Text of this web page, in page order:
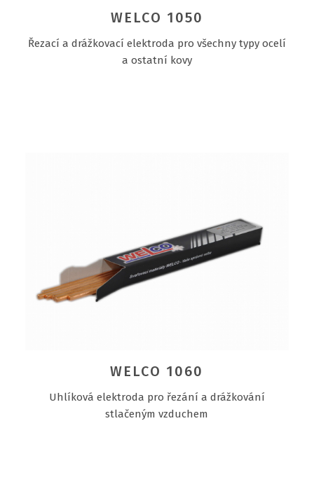
WELCO 1050
Řezací a drážkovací elektroda pro všechny typy ocelí
a ostatní kovy
WELCO 1060
Uhlíková elektroda pro řezání a drážkování
stlačeným vzduchem